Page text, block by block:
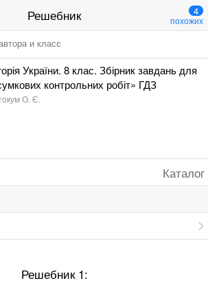
Решебник 4
похожих
и класс
України. 8 клас. Збірник завдань для
контрольних робіт» ГДЗ
О. Є.
Каталог
Решебник 1: